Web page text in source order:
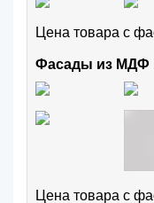
Цена товара с
Фасады из МДФ
Цена товара с